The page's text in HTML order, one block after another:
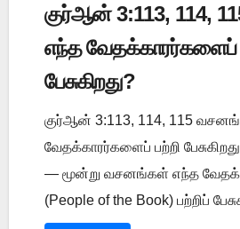
குர்ஆன் 3:113, 114,
எந்த வேதக்காரர்களைப்
பேசுகிறது?
குர்ஆன் 3:113, 114, 115
வேதக்காரர்களைப் பற்றி
— மூன்று வசனங்கள் எந்த
(People of the Book) பற்றிப்